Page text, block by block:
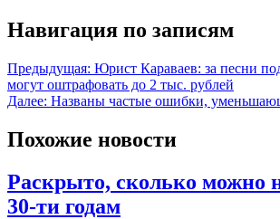
Навигация по записям
Предыдущая: Юрист Караваев: за песни
могут оштрафовать до 2 тыс. рублей
Далее: Названы частые ошибки,
Похожие новости
Раскрыто, сколько можно
30-ти годам